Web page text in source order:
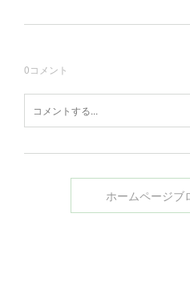
0コメント
ホームページブ